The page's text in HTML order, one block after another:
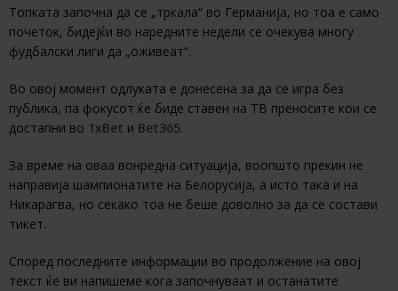
Топката започна да се „тркала“ во Германија, но тоа е само
почеток, бидејќи во наредните недели се очекува многу
фудбалски лиги да „оживеат“.
Во овој момент одлуката е донесена за да се игра без
публика, па фокусот ќе биде ставен на ТВ преносите кои се
достапни во 1xBet и Bet365.
За време на оваа вонредна ситуација, воопшто прекин не
направија шампионатите на Белорусија, а исто така и на
Никарагва, но секако тоа не беше доволно за да се состави
тикет.
Според последните информации во продолжение на овој
текст ќе ви напишеме кога започнуваат и останатите